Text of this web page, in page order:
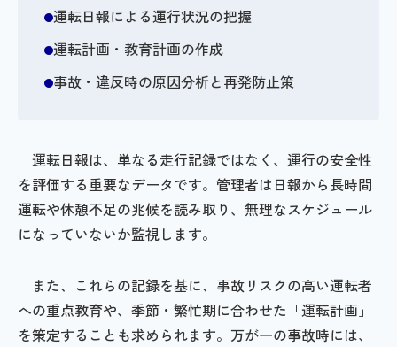
運転日報による運行状況の把握
運転計画・教育計画の作成
事故・違反時の原因分析と再発防止策
運転日報は、単なる走行記録ではなく、運行の安全性
を評価する重要なデータです。管理者は日報から長時間
運転や休憩不足の兆候を読み取り、無理なスケジュール
になっていないか監視します。
また、これらの記録を基に、事故リスクの高い運転者
への重点教育や、季節・繁忙期に合わせた「運転計画」
を策定することも求められます。万が一の事故時には、